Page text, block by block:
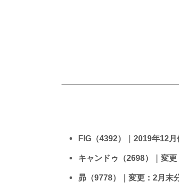
FIG（4392）｜2019年12
キャンドゥ（2698）｜変
昴（9778）｜変更：2月末